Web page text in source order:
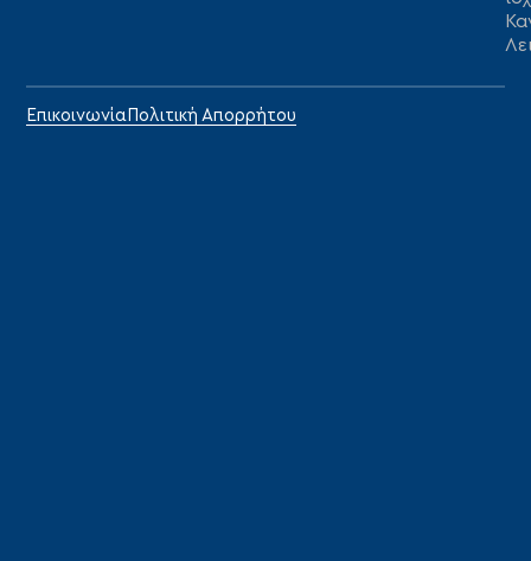
Επικοινωνία Πολιτική Απορρήτου